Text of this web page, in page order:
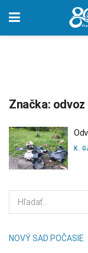
Značka:
K.
NOVÝ SAD POČASIE